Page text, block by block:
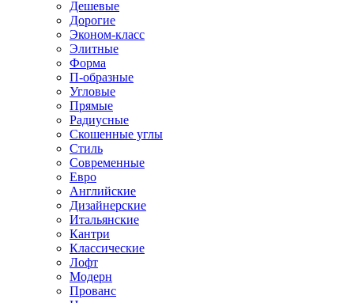
Дешевые
Дорогие
Эконом-класс
Элитные
Форма
П-образные
Угловые
Прямые
Радиусные
Скошенные углы
Стиль
Современные
Евро
Английские
Дизайнерские
Итальянские
Кантри
Классические
Лофт
Модерн
Прованс